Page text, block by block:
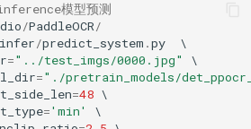
模型预测
/PaddleOCR/
infer/predict_system .py
="../test_imgs/0000.jpg"
="./pretrain_models/
=48
='min'